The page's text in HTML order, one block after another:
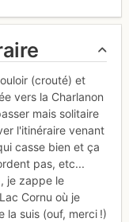
(crouté) et
vers la Charlanon
mais solitaire
l'itinéraire venant
casse bien et ça
pas, etc...
je zappe le
Cornu où je
la suis (ouf, merci !)